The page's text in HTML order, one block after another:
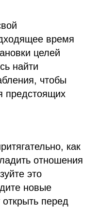
время
целей
найти
чтобы
предстоящих
как
отношения
это
новые
перед